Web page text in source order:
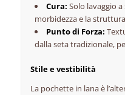
Cura: Solo lavaggio
morbidezza e la
Punto di Forza:
dalla seta tradizionale,
Stile e vestibilità
La pochette in lana è